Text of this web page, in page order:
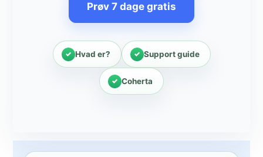
Prøv 7 dage gratis
Hvad er? Support guide
Coherta